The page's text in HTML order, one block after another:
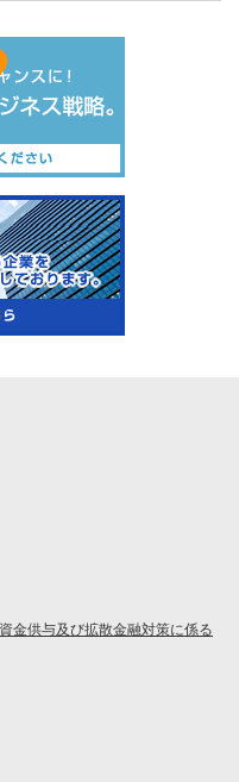
金供与及び拡散金融対策に係る